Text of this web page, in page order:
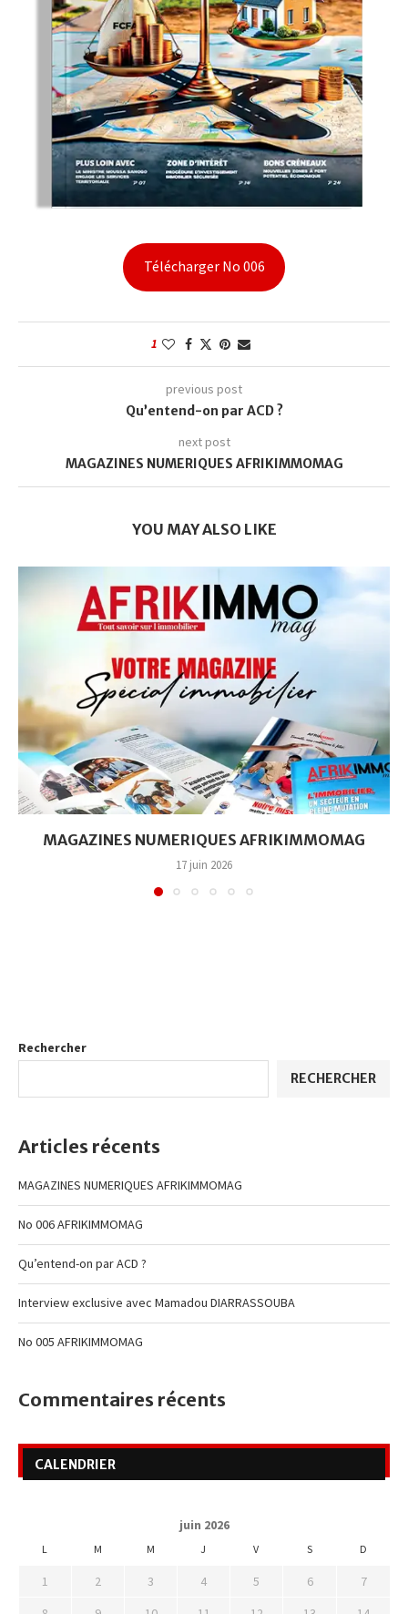
Télécharger No 006
1
previous post
Qu’entend-on par ACD ?
next post
MAGAZINES NUMERIQUES AFRIKIMMOMAG
YOU MAY ALSO LIKE
MAGAZINES NUMERIQUES AFRIKIMMOMAG
17 juin 2026
Rechercher
RECHERCHER
Articles récents
MAGAZINES NUMERIQUES AFRIKIMMOMAG
No 006 AFRIKIMMOMAG
Qu’entend-on par ACD ?
Interview exclusive avec Mamadou DIARRASSOUBA
No 005 AFRIKIMMOMAG
Commentaires récents
CALENDRIER
juin 2026
L M M J V S D
1 2 3 4 5 6
7